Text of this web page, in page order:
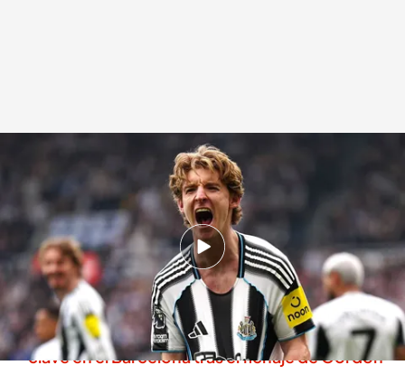
Anthony Gordon celebrando un gol del Newcastle esta temporada
Redacción ElDesmarque
Madrid, 28 MAY 2026 - 14:07h.
El atacante inglés será nuevo jugador del FC
Barcelona en las próximas horas
El culebrón de Julián Álvarez no acaba: reunión
clave en el Barcelona tras el fichaje de Gordon